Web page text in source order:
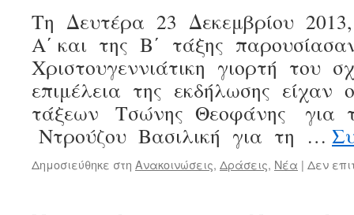
Τη Δευτέρα 23 Δεκεμβρίου
Α΄ και της Β΄ τάξης
Χριστουγεννιάτικη γιορτή του
επιμέλεια της εκδήλωσης
τάξεων Τσώνης Θεοφάνης για
Ντρούζου Βασιλική για τη …
Δημοσιεύθηκε στη Ανακοινώσεις, Δράσεις, Νέα | Δεν